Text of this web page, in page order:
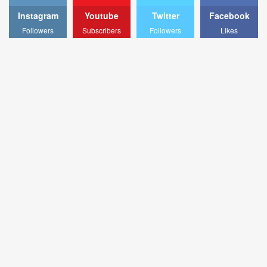
Facebook
Likes
Twitter
Followers
Youtube
Subscribers
Instagram
Followers